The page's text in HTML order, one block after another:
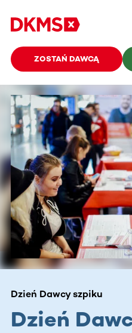
ZOSTAŃ DAWCĄ
Dzień Dawcy szpiku
Dzień